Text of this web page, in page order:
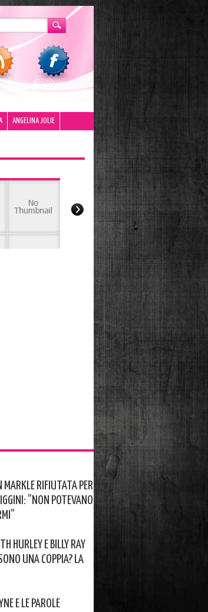
ANGELINA JOLIE
MARKLE RIFIUTATA PER
”NON POTEVANO
HURLEY E BILLY RAY
UNA COPPIA? LA
E LE PAROLE